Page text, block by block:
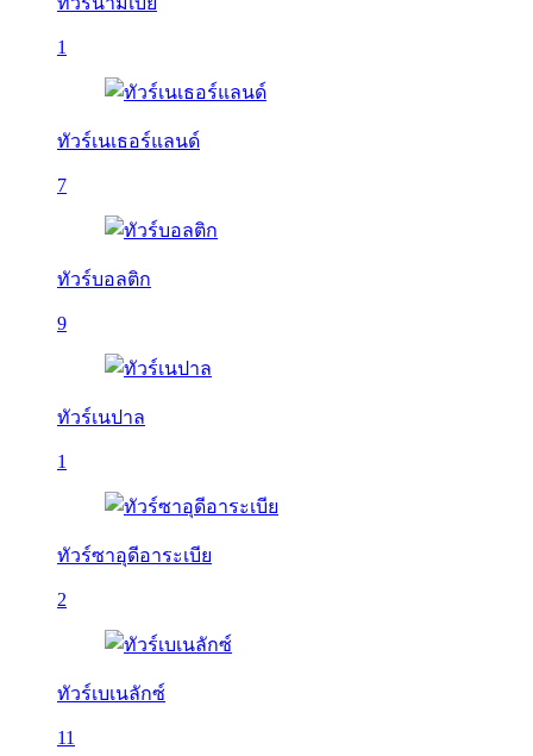
1
ทัวร์เนเธอร์แลนด์
7
ทัวร์บอลติก
9
ทัวร์เนปาล
1
ทัวร์ซาอุดีอาระเบีย
2
ทัวร์เบเนลักซ์
11